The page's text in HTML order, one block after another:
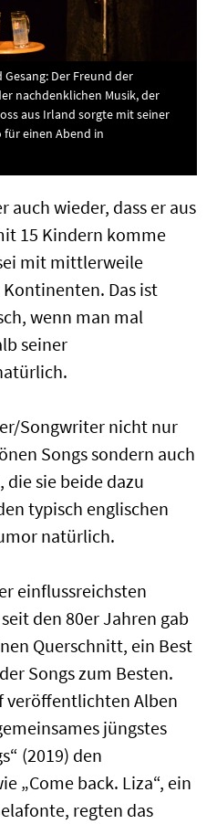
Der Freund der
nachdenklichen Musik, der
aus Irland sorgte mit seiner
für einen Abend in
wieder, dass er aus
15 Kindern komme
mit mittlerweile
Das ist
wenn man mal
seiner
Songwriter nicht nur
Songs sondern auch
die sie beide dazu
typisch englischen
natürlich.
einflussreichsten
den 80er Jahren gab
Querschnitt, ein Best
Songs zum Besten.
veröffentlichten Alben
jüngstes
(2019) den
„Come back. Liza“, ein
regten das